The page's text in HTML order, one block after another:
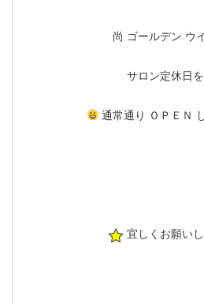
尚 ゴールデン ウ
サロン定休日
通常通り ＯＰＥＮ
宜しくお願い